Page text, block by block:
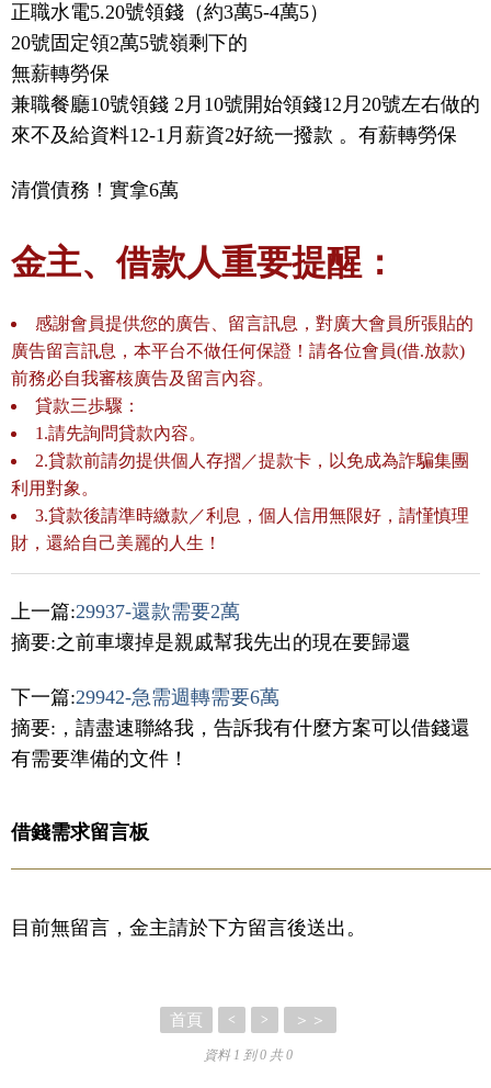
正職水電5.20號領錢（約3萬5-4萬5）
20號固定領2萬5號嶺剩下的
無薪轉勞保
兼職餐廳10號領錢 2月10號開始領錢12月20號左右做的
來不及給資料12-1月薪資2好統一撥款 。有薪轉勞保
清償債務！實拿6萬
金主、借款人重要提醒：
感謝會員提供您的廣告、留言訊息，對廣大會員所張貼的
廣告留言訊息，本平台不做任何保證！請各位會員(借.放款)
前務必自我審核廣告及留言內容。
貸款三歩驟：
1.請先詢問貸款內容。
2.貸款前請勿提供個人存摺／提款卡，以免成為詐騙集團
利用對象。
3.貸款後請準時繳款／利息，個人信用無限好，請慬慎理
財，還給自己美麗的人生！
上一篇:29937-還款需要2萬
摘要:之前車壞掉是親戚幫我先出的現在要歸還
下一篇:29942-急需週轉需要6萬
摘要:，請盡速聯絡我，告訴我有什麼方案可以借錢還
有需要準備的文件！
借錢需求留言板
目前無留言，金主請於下方留言後送出。
首頁 < > ＞＞
資料 1 到 0 共 0